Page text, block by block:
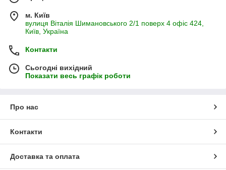
м. Київ
вулиця Віталія Шимановського 2/1 поверх 4 офіс 424,
Київ, Україна
Контакти
Сьогодні вихідний
Показати весь графік роботи
Про нас
Контакти
Доставка та оплата